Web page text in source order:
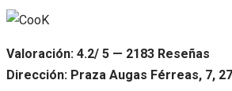
Valoración: 4.2/ 5 — 2183 Reseñas
Dirección: Praza Augas Férreas, 7,